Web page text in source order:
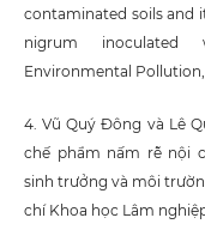
contaminated soils and
nigrum inoculated
Environmental Pollution,
4. Vũ Quý Đông và Lê
chế phẩm nấm rễ nội
sinh trưởng và môi
chí Khoa học Lâm